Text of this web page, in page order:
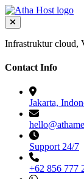
Infrastruktur cloud,
Contact Info
Jakarta,
Support 24/7
+62 856 777